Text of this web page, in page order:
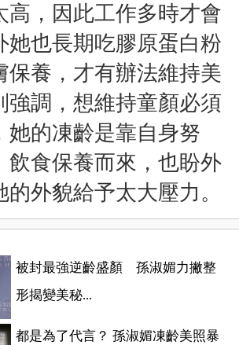
高，因此工作多時才會
她也長期吃膠原蛋白粉
保養，才有辦法維持美
強調，想維持童顏必須
她的凍齡是靠自身努
飲食保養而來，也盼外
外貌給予太大壓力。
被封最強逆齡盛顏 孫淑媚力撇整
形揭變美秘...
都是為了代言？ 孫淑媚凍齡美照暴